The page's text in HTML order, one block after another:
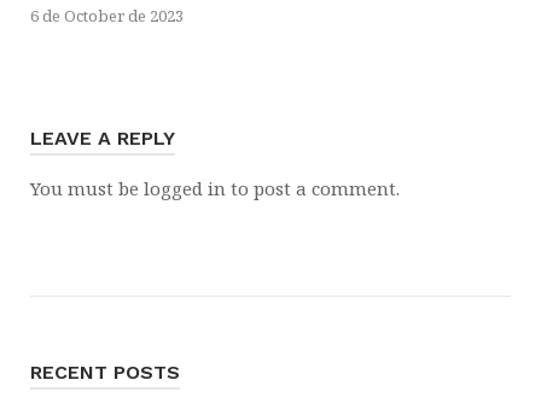
6 de October de 2023
LEAVE A REPLY
You must be logged in to post a comment.
RECENT POSTS